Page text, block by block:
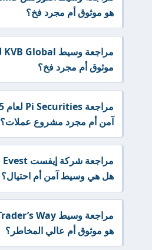
هو موثوق أم مجرد فخ؟
موثوق أم مجرد فخ؟
آمن أم مجرد مشروع عملات؟
هل هي وسيط آمن أم احتيال؟
هو موثوق أم عالي المخاطر؟